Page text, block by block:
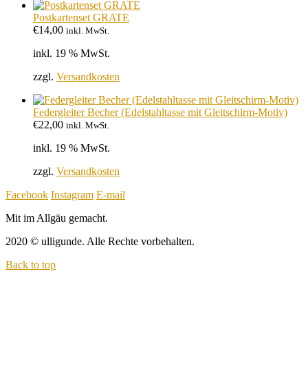
Postkartenset GRATE
€14,00 inkl. MwSt.
inkl. 19 % MwSt.
zzgl. Versandkosten
Federgleiter Becher (Edelstahltasse mit Gleitschirm-Motiv)
€22,00 inkl. MwSt.
inkl. 19 % MwSt.
zzgl. Versandkosten
Facebook Instagram E-mail
Mitim Allgäu gemacht.
2020 © ulligunde. Alle Rechte vorbehalten.
Back to top